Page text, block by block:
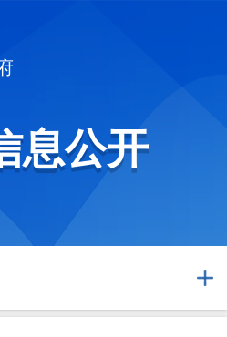
息公开